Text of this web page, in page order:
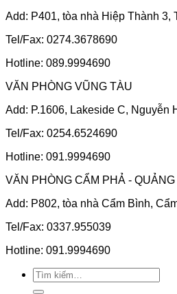
Add: P401, tòa nhà Hiệp Thành 3,
Tel/Fax: 0274.3678690
Hotline: 089.9994690
VĂN PHÒNG VŨNG TÀU
Add: P.1606, Lakeside C, Nguyễn
Tel/Fax: 0254.6524690
Hotline: 091.9994690
VĂN PHÒNG CẨM PHẢ - QUẢNG
Add: P802, tòa nhà Cẩm Bình,
Tel/Fax: 0337.955039
Hotline: 091.9994690
Tìm
kiếm: